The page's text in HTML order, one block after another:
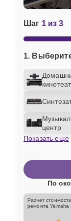
Шаг 1 из 3
1.
центр
Показать еще
По
Расчет стоимости
ремонта Yamaha